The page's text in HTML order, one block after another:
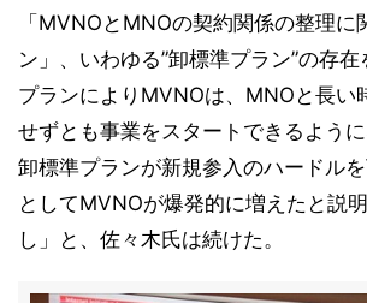
「MVNOとMNOの契約関係の整理に
ン」、いわゆる”卸標準プラン”の存
プランによりMVNOは、MNOと長い
せずとも事業をスタートできるよう
卸標準プランが新規参入のハードル
としてMVNOが爆発的に増えたと説
し」と、佐々木氏は続けた。